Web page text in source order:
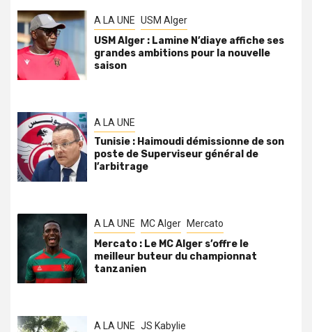
A LA UNE USM Alger
USM Alger : Lamine N’diaye affiche ses
grandes ambitions pour la nouvelle
saison
A LA UNE
Tunisie : Haimoudi démissionne de son
poste de Superviseur général de
l’arbitrage
A LA UNE MC Alger Mercato
Mercato : Le MC Alger s’offre le
meilleur buteur du championnat
tanzanien
A LA UNE JS Kabylie